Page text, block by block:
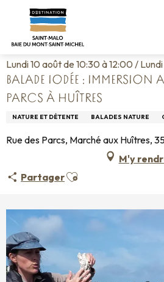
contenu
Accueil Vivre comme chez nous
Balade iodée : immersion au cœur
Lundi 10 août de 10:30 à 12:00 /
BALADE IODÉE : IMMERSION
PARCS À HUÎTRES
NATURE ET DÉTENTE BALADES NATURE
Rue des Parcs, Marché aux Huîtres,
M'y
PartagerAjouter aux favoris